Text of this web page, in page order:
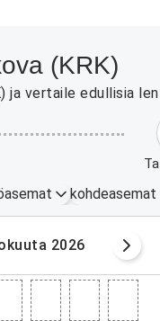
(KRK)
ja vertaile edullisia
kohdeasemat
2026